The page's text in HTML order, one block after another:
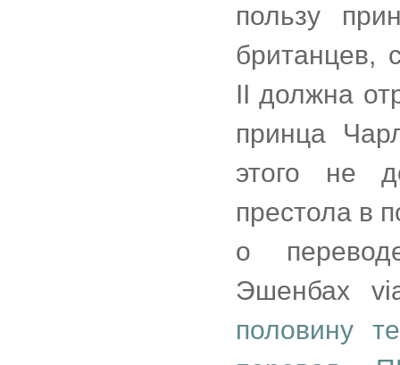
пользу
британцев,
II должна
принца
этого не
престола в
о
Эшенбах
половину